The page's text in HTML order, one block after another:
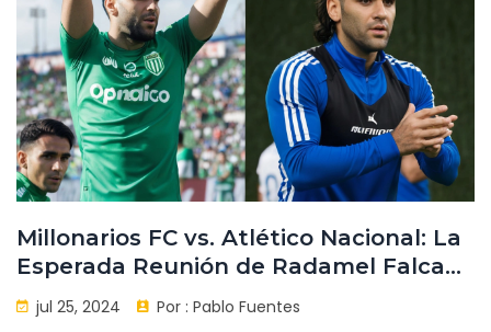
Millonarios FC vs. Atlético Nacional: La
Esperada Reunión de Radamel Falcao
y David Ospina en la Liga BetPlay
jul 25, 2024 Por : Pablo Fuentes